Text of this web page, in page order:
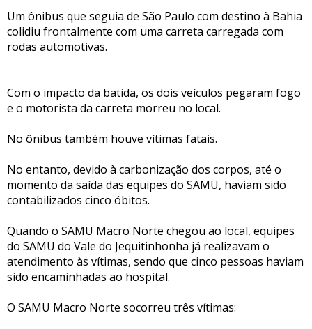
Um ônibus que seguia de São Paulo com destino à Bahia
colidiu frontalmente com uma carreta carregada com
rodas automotivas.
Com o impacto da batida, os dois veículos pegaram fogo
e o motorista da carreta morreu no local.
No ônibus também houve vítimas fatais.
No entanto, devido à carbonização dos corpos, até o
momento da saída das equipes do SAMU, haviam sido
contabilizados cinco óbitos.
Quando o SAMU Macro Norte chegou ao local, equipes
do SAMU do Vale do Jequitinhonha já realizavam o
atendimento às vítimas, sendo que cinco pessoas haviam
sido encaminhadas ao hospital.
O SAMU Macro Norte socorreu três vítimas: